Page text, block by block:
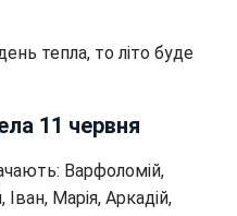
тепла, то літо буде
11 червня
Варфоломій,
Марія, Аркадій,